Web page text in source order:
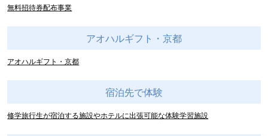
無料招待券配布事業
アオハルギフト・京都
アオハルギフト・京都
宿泊先で体験
修学旅行生が宿泊する施設やホテルに出張可能な体験学習施設